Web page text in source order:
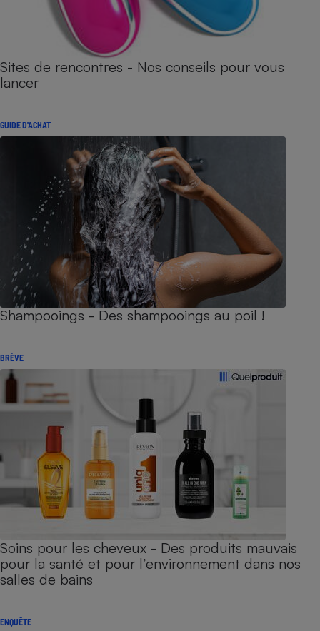
Sites de rencontres - Nos conseils pour vous
lancer
GUIDE D'ACHAT
Shampooings - Des shampooings au poil !
BRÈVE
Soins pour les cheveux - Des produits mauvais
pour la santé et pour l’environnement dans nos
salles de bains
ENQUÊTE